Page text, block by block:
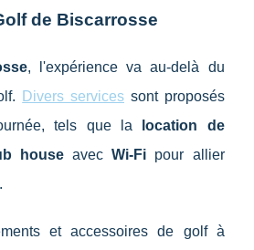
de Biscarrosse
, l'expérience va au-delà du
Divers services sont proposés
tels que la
location de
houseavecWi-Fi pour allier
et accessoires de golf à